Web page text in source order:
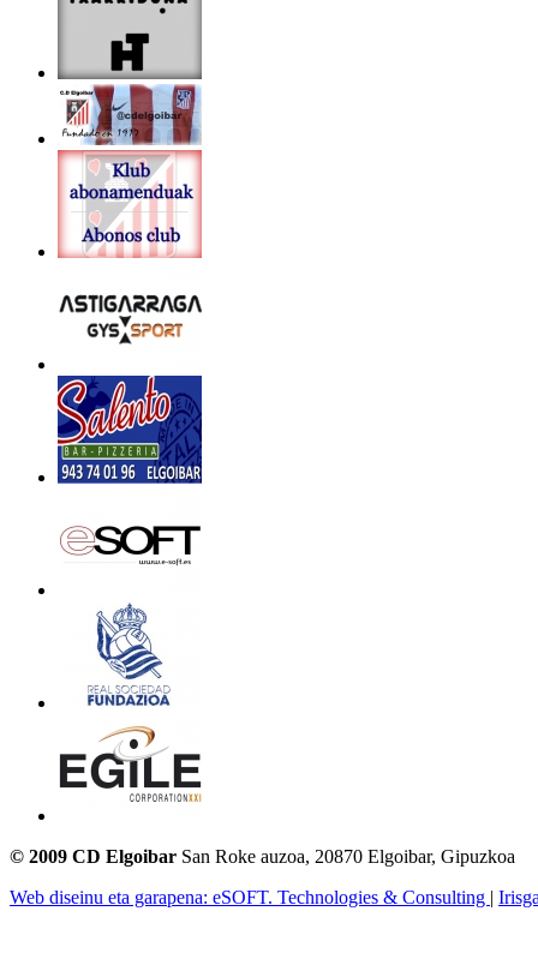
© 2009 CD Elgoibar San Roke auzoa, 20870 Elgoibar, Gipuzkoa
Web diseinu eta garapena: eSOFT. Technologies & Consulting |